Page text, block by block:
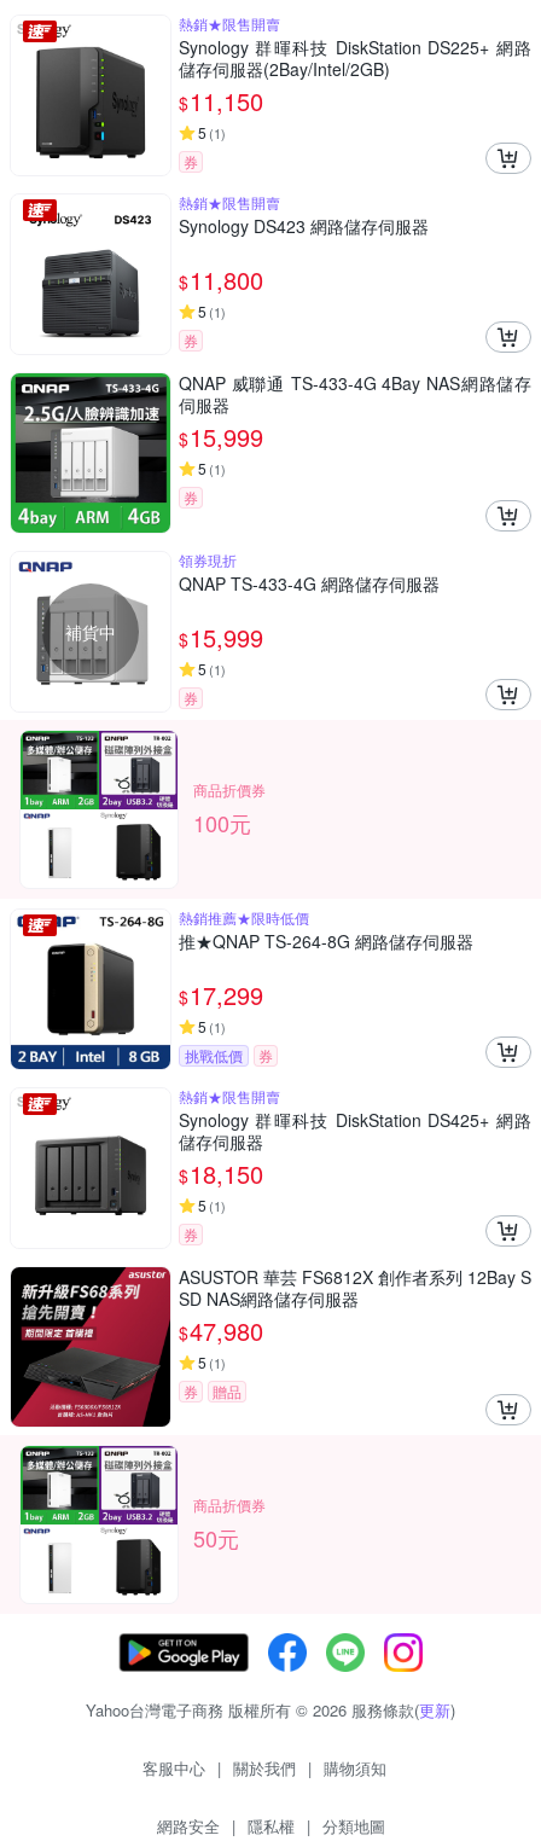
熱銷★限售開賣
Synology 群暉科技 DiskStation DS225+ 網路
儲存伺服器(2Bay/Intel/2GB)
$11,150
5 (1)
券
熱銷★限售開賣
Synology DS423 網路儲存伺服器
$11,800
5 (1)
券
QNAP 威聯通 TS-433-4G 4Bay NAS網路儲存
伺服器
$15,999
5 (1)
券
補貨中
領券現折
QNAP TS-433-4G 網路儲存伺服器
$15,999
5 (1)
券
商品折價券
100元
熱銷推薦★限時低價
推★QNAP TS-264-8G 網路儲存伺服器
$17,299
5 (1)
挑戰低價
券
熱銷★限售開賣
Synology 群暉科技 DiskStation DS425+ 網路
儲存伺服器
$18,150
5 (1)
券
ASUSTOR 華芸 FS6812X 創作者系列 12Bay S
SD NAS網路儲存伺服器
$47,980
5 (1)
券 贈品
商品折價券
50元
Yahoo台灣電子商務 版權所有 © 2026 服務條款(更新)
客服中心 | 關於我們 | 購物須知
網路安全 | 隱私權 | 分類地圖